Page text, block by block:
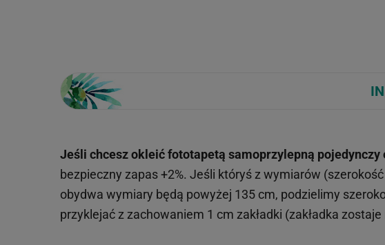
Jeśli chcesz okleić fototapetą samoprzylepną pojedynczy
bezpieczny zapas +2%. Jeśli któryś z wymiarów
obydwa wymiary będą powyżej 135 cm, podzielimy
przyklejać z zachowaniem 1 cm zakładki (zakładka zostaje